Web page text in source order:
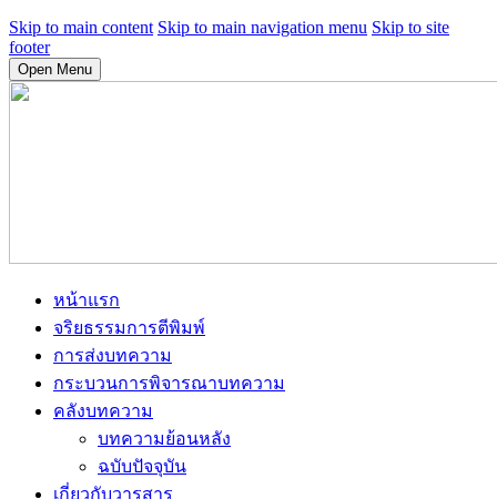
Skip to main content Skip to main navigation menu Skip to site
footer
Open Menu
หน้าแรก
จริยธรรมการตีพิมพ์
การส่งบทความ
กระบวนการพิจารณาบทความ
คลังบทความ
บทความย้อนหลัง
ฉบับปัจจุบัน
เกี่ยวกับวารสาร